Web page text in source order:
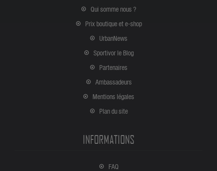
Qui somme nous ?
Prix boutique et e-shop
UrbanNews
Sportivor le Blog
Partenaires
Ambassadeurs
Mentions légales
Plan du site
INFORMATIONS
FAQ